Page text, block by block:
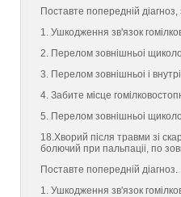
Поставте попереднiй
1. Ушкодження зв'язок
2. Перелом зовнiшньоi
3. Перелом зовнiшньоi i
4. Забите мiсце
5. Перелом зовнiшньоi
18.Хворий пiсля травми зi
болючий при пальпацii, по
Поставте попереднiй дiагноз.
1. Ушкодження зв'язок